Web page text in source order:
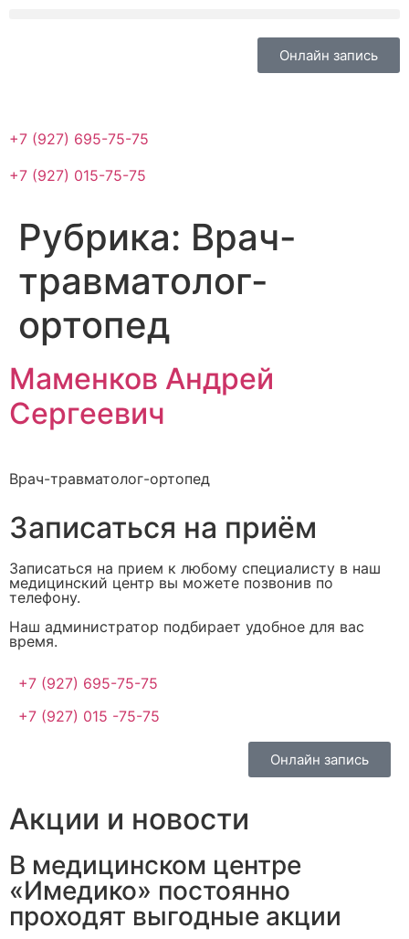
Онлайн запись
+7 (927) 695-75-75
+7 (927) 015-75-75
Рубрика: Врач-
травматолог-
ортопед
Маменков Андрей
Сергеевич
Врач-травматолог-ортопед
Записаться на приём
Записаться на прием к любому специалисту в наш
медицинский центр вы можете позвонив по
телефону.
Наш администратор подбирает удобное для вас
время.
+7 (927) 695-75-75
+7 (927) 015 -75-75
Онлайн запись
Акции и новости
В медицинском центре
«Имедико» постоянно
проходят выгодные акции